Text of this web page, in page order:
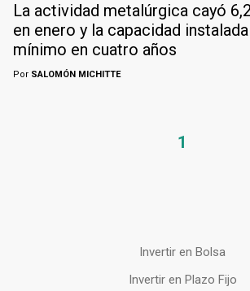
La actividad metalúrgica cayó
en enero y la capacidad
mínimo en cuatro años
Por SALOMÓN MICHITTE
1
Invertir en Bolsa
Invertir en Plazo Fijo